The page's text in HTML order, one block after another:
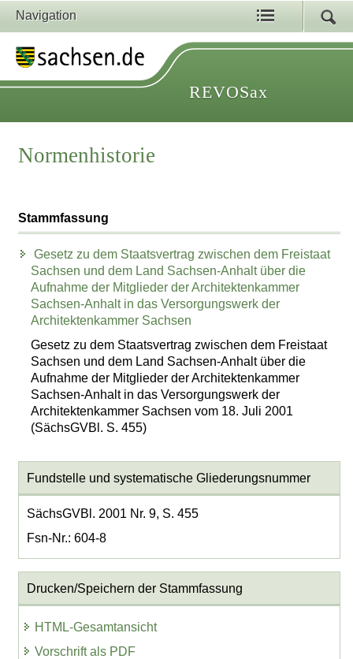
Navigation
REVOSax
Normenhistorie
Stammfassung
Gesetz zu dem Staatsvertrag zwischen dem Freistaat
Sachsen und dem Land Sachsen-Anhalt über die
Aufnahme der Mitglieder der Architektenkammer
Sachsen-Anhalt in das Versorgungswerk der
Architektenkammer Sachsen
Gesetz zu dem Staatsvertrag zwischen dem Freistaat
Sachsen und dem Land Sachsen-Anhalt über die
Aufnahme der Mitglieder der Architektenkammer
Sachsen-Anhalt in das Versorgungswerk der
Architektenkammer Sachsen vom 18. Juli 2001
(SächsGVBl. S. 455)
Fundstelle und systematische Gliederungsnummer
SächsGVBl. 2001 Nr. 9, S. 455
Fsn-Nr.: 604-8
Drucken/Speichern der Stammfassung
HTML-Gesamtansicht
Vorschrift als PDF